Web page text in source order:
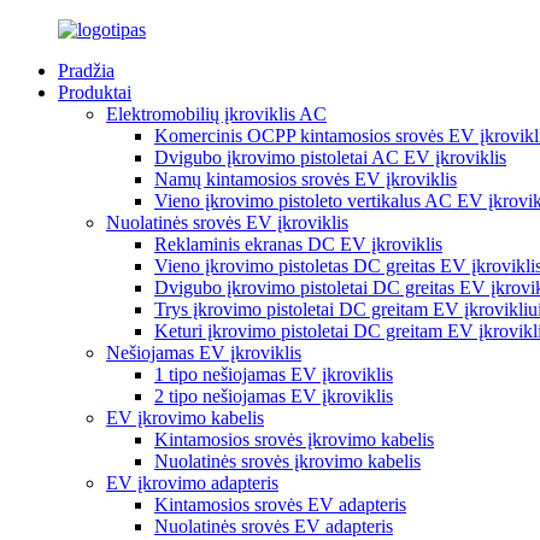
Pradžia
Produktai
Elektromobilių įkroviklis AC
Komercinis OCPP kintamosios srovės EV
Dvigubo įkrovimo pistoletai AC EV įkroviklis
Namų kintamosios srovės EV įkroviklis
Vieno įkrovimo pistoleto vertikalus AC EV
Nuolatinės srovės EV įkroviklis
Reklaminis ekranas DC EV įkroviklis
Vieno įkrovimo pistoletas DC greitas EV
Dvigubo įkrovimo pistoletai DC greitas EV
Trys įkrovimo pistoletai DC greitam EV įkrovikliui
Keturi įkrovimo pistoletai DC greitam EV
Nešiojamas EV įkroviklis
1 tipo nešiojamas EV įkroviklis
2 tipo nešiojamas EV įkroviklis
EV įkrovimo kabelis
Kintamosios srovės įkrovimo kabelis
Nuolatinės srovės įkrovimo kabelis
EV įkrovimo adapteris
Kintamosios srovės EV adapteris
Nuolatinės srovės EV adapteris